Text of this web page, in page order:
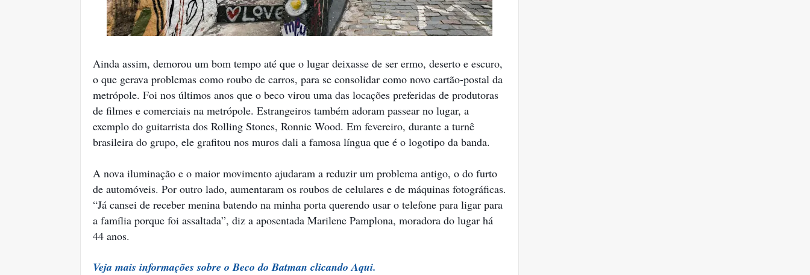
Ainda assim, demorou um bom tempo até que o lugar deixasse de ser ermo, deserto e escuro,
o que gerava problemas como roubo de carros, para se consolidar como novo cartão-postal da
metrópole. Foi nos últimos anos que o beco virou uma das locações preferidas de produtoras
de filmes e comerciais na metrópole. Estrangeiros também adoram passear no lugar, a
exemplo do guitarrista dos Rolling Stones, Ronnie Wood. Em fevereiro, durante a turnê
brasileira do grupo, ele grafitou nos muros dali a famosa língua que é o logotipo da banda.
A nova iluminação e o maior movimento ajudaram a reduzir um problema antigo, o do furto
de automóveis. Por outro lado, aumentaram os roubos de celulares e de máquinas fotográficas.
“Já cansei de receber menina batendo na minha porta querendo usar o telefone para ligar para
a família porque foi assaltada”, diz a aposentada Marilene Pamplona, moradora do lugar há
44 anos.
Veja mais informações sobre o Beco do Batman clicando Aqui.